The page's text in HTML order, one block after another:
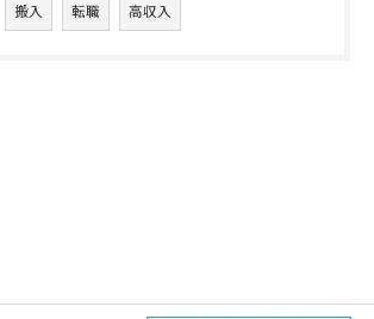
搬入 転職 高収入